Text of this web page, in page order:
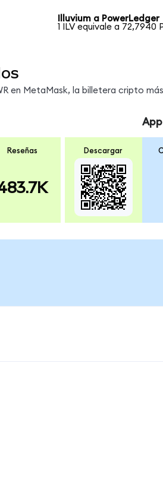
Illuvium a PowerLedger
1 ILV equivale a 72,7940
en MetaMask, la billetera cripto
Reseñas Descargar